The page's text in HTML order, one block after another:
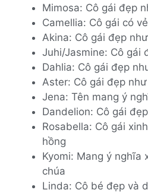
Mimosa: Cô gái đẹp
Camellia: Cô gái có
Akina: Cô gái đẹp
Juhi/Jasmine: Cô gái
Dahlia: Cô gái đẹp
Aster: Cô gái đẹp
Jena: Tên mang ý
Dandelion: Cô gái
Rosabella: Cô gái
hồng
Kyomi: Mang ý nghĩa
chúa
Linda: Cô bé đẹp và